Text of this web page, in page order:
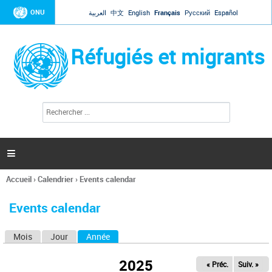
Jump to navigation
ONU العربية 中文 English Français Русский Español
Réfugiés et migrants
l
c
h
e

Vous
ici
Accueil›Calendrier› Events calendar
Events calendar
Mois Jour Année
2025 « Préc. Suiv. »